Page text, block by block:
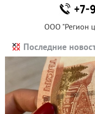
ООО "Регион
Последние